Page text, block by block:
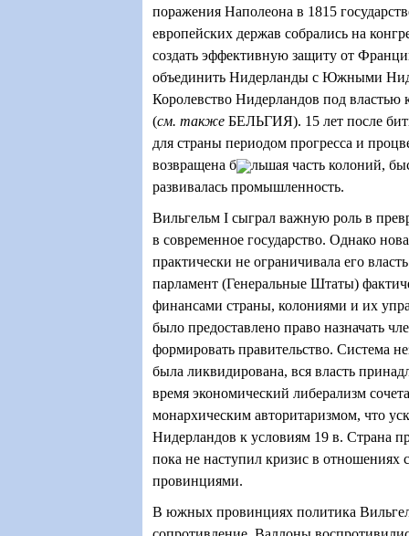
поражения Наполеона в 1815
европейских держав собрались на
создать эффективную защиту от
объединить Нидерланды с Южными
Королевство Нидерландов под властью
(см. также БЕЛЬГИЯ). 15 лет после
для страны периодом прогресса и
возвращена б
льшая часть колоний,
развивалась промышленность.
Вильгельм I сыграл важную роль в
в современное государство. Однако
практически не ограничивала его
парламент (Генеральные Штаты)
финансами страны, колониями и их
было предоставлено право назначать
формировать правительство. Система
была ликвидирована, вся власть
время экономический либерализм
монархическим авторитаризмом, что
Нидерландов к условиям 19 в. Страна
пока не наступил кризис в
провинциями.
В южных провинциях политика